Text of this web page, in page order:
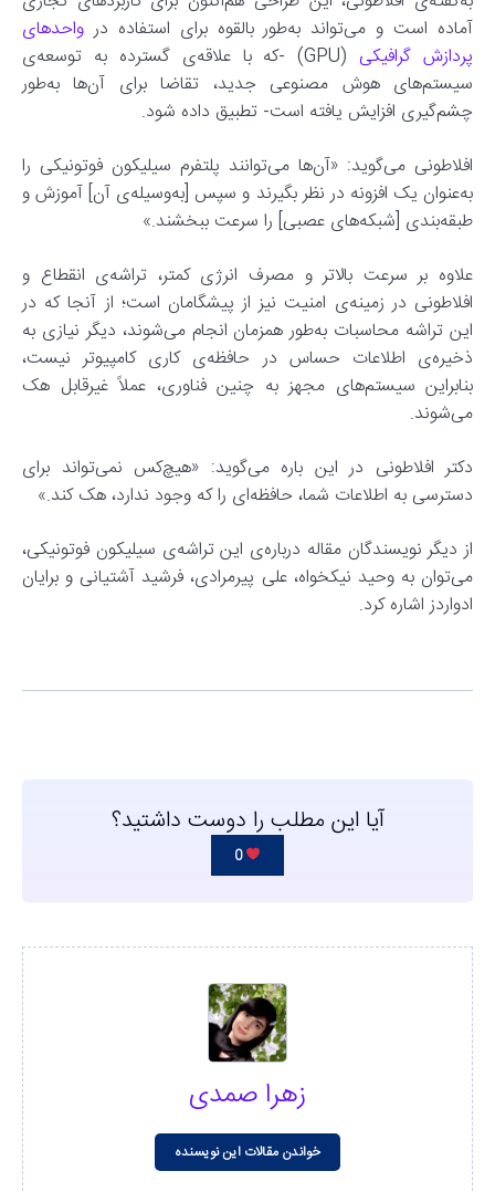
آماده‌ است و می‌تواند به‌طور بالقوه برای استفاده در واحدهای
پردازش گرافیکی
(GPU) -که با علاقه‌ی گسترده به توسعه‌ی
سیستم‌های هوش مصنوعی جدید، تقاضا برای آن‌ها به‌طور
چشم‌گیری افزایش یافته است- تطبیق داده شود.
افلاطونی می‌گوید: «آن‌ها می‌توانند پلتفرم سیلیکون فوتونیکی را
به‌عنوان یک افزونه در نظر بگیرند و سپس [به‌وسیله‌ی آن] آموزش و
طبقه‌بندی [شبکه‌های عصبی] را سرعت ببخشند.»
علاوه بر سرعت بالاتر و مصرف انرژی کمتر، تراشه‌ی انقطاع و
افلاطونی در زمینه‌ی امنیت نیز از پیشگامان است؛ از آنجا که در
این تراشه محاسبات به‌طور همزمان انجام می‌شوند، دیگر نیازی به
ذخیره‌ی اطلاعات حساس در حافظه‌ی کاری کامپیوتر نیست،
بنابراین سیستم‌های مجهز به چنین فناوری، عملاً غیرقابل هک
می‌شوند.
دکتر افلاطونی در این باره می‌گوید: «هیچ‌کس نمی‌تواند برای
دسترسی به اطلاعات شما، حافظه‌ای را که وجود ندارد، هک کند.»
از دیگر نویسندگان مقاله‌ درباره‌ی این تراشه‌ی سیلیکون فوتونیکی،
می‌توان به وحید نیکخواه، علی پیرمرادی، فرشید آشتیانی و برایان
ادواردز اشاره کرد.
آیا این مطلب را دوست داشتید؟
0
زهرا صمدی
خواندن مقالات این نویسنده